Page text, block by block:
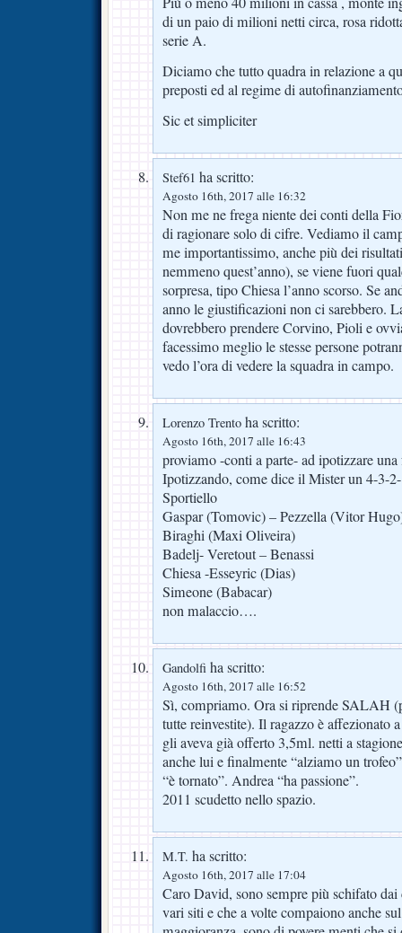
di un paio di milioni netti circa, rosa
serie A.
Diciamo che tutto quadra in relazione a
preposti ed al regime di
Sic et simpliciter
Stef61 ha scritto:
Agosto 16th, 2017 alle 16:32
Non me ne frega niente dei conti della
di ragionare solo di cifre. Vediamo il
me importantissimo, anche più dei
nemmeno quest’anno), se viene fuori
sorpresa, tipo Chiesa l’anno scorso. Se
anno le giustificazioni non ci sarebbero.
dovrebbero prendere Corvino, Pioli e
facessimo meglio le stesse persone
vedo l’ora di vedere la squadra in campo.
Lorenzo Trento ha scritto:
Agosto 16th, 2017 alle 16:43
proviamo -conti a parte- ad ipotizzare
Ipotizzando, come dice il Mister un 4-3-
Sportiello
Gaspar (Tomovic) – Pezzella (Vitor
Biraghi (Maxi Oliveira)
Badelj- Veretout – Benassi
Chiesa -Esseyric (Dias)
Simeone (Babacar)
non malaccio….
Gandolfi ha scritto:
Agosto 16th, 2017 alle 16:52
Sì, compriamo. Ora si riprende SALAH
tutte reinvestite). Il ragazzo è affezionato
gli aveva già offerto 3,5ml. netti a
anche lui e finalmente “alziamo un
“è tornato”. Andrea “ha passione”.
2011 scudetto nello spazio.
M.T. ha scritto:
Agosto 16th, 2017 alle 17:04
Caro David, sono sempre più schifato
vari siti e che a volte compaiono anche